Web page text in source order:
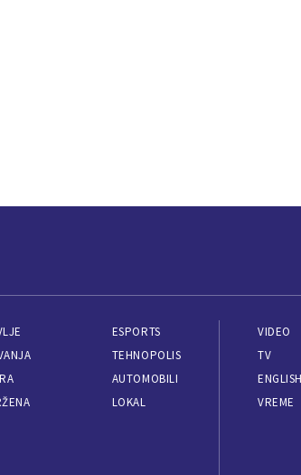
ESPORTS
TEHNOPOLIS
AUTOMOBILI
LOKAL
VIDEO
TV
ENGLISH
VREME